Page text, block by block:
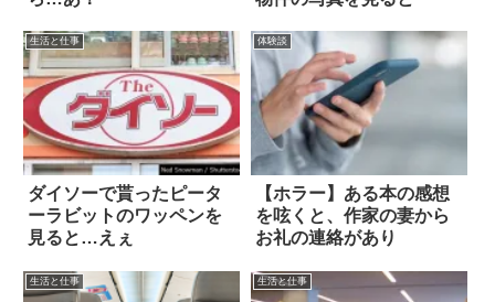
生活と仕事
ダイソーで貰ったピータ
ーラビットのワッペンを
見ると…えぇ
体験談
【ホラー】ある本の感想
を呟くと、作家の妻から
お礼の連絡があり
生活と仕事 生活と仕事